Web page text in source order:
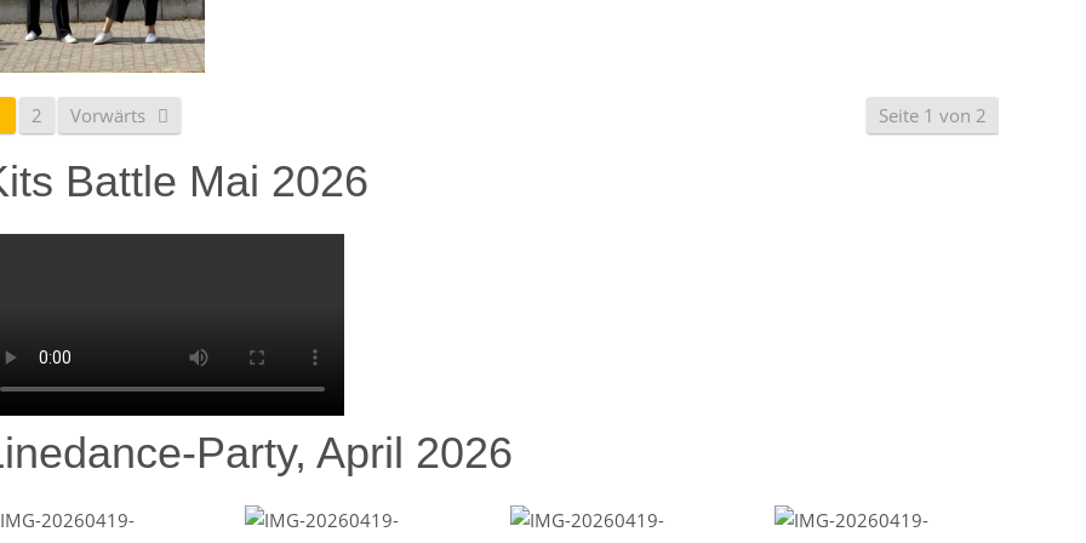
Seite 1 von 2
2 Vorwärts
Battle Mai 2026
Party, April 2026